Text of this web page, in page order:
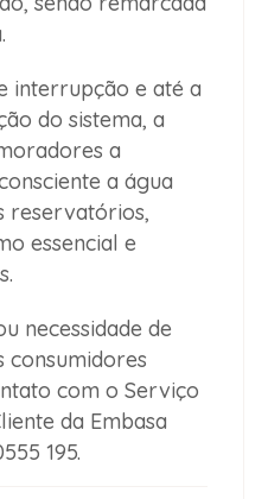
interrupção e até a
do sistema, a
a
a água
reservatórios,
essencial e
necessidade de
consumidores
com o Serviço
da Embasa
195.